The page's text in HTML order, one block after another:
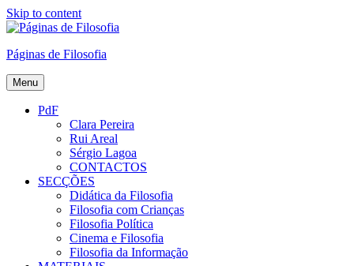
Skip to content
Páginas de Filosofia
Menu
PdF
Clara Pereira
Rui Areal
Sérgio Lagoa
CONTACTOS
SECÇÕES
Didática da Filosofia
Filosofia com Crianças
Filosofia Política
Cinema e Filosofia
Filosofia da Informação